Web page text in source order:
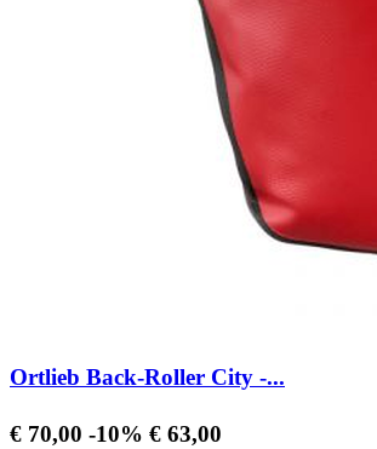
Ortlieb Back-Roller City -...
Regular
€ 70,00 -10% Prijs
€ 63,00